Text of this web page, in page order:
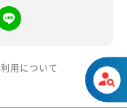
利用について